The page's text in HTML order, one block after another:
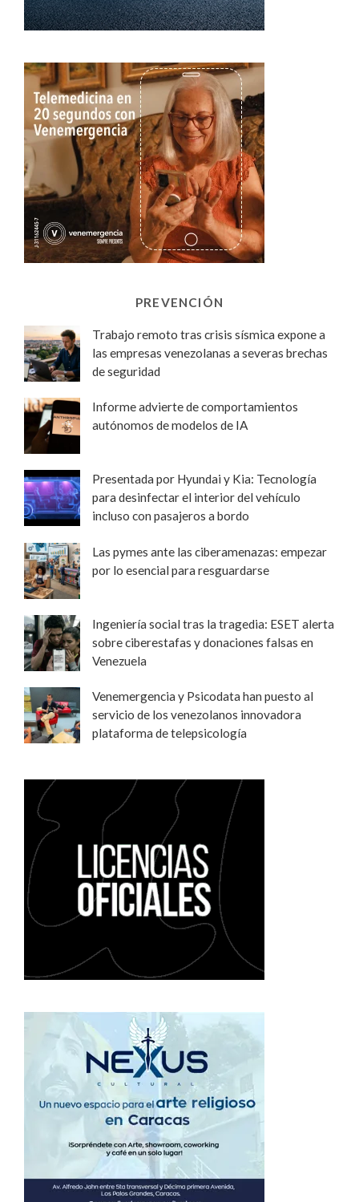
PREVENCIÓN
Trabajo remoto tras crisis sísmica expone a
las empresas venezolanas a severas brechas
de seguridad
Informe advierte de comportamientos
autónomos de modelos de IA
Presentada por Hyundai y Kia: Tecnología
para desinfectar el interior del vehículo
incluso con pasajeros a bordo
Las pymes ante las ciberamenazas: empezar
por lo esencial para resguardarse
Ingeniería social tras la tragedia: ESET alerta
sobre ciberestafas y donaciones falsas en
Venezuela
Venemergencia y Psicodata han puesto al
servicio de los venezolanos innovadora
plataforma de telepsicología